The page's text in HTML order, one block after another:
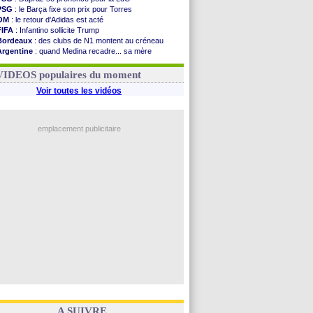
: le Barça fixe son prix pour Torres
: le retour d'Adidas est acté
: Infantino sollicite Trump
: des clubs de N1 montent au créneau
: quand Medina recadre... sa mère
: le club prêt à libérer Kondogbia ?
populaires du moment
Voir toutes les vidéos
emplacement publicitaire